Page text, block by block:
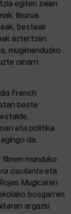
egiten zaien
liburua
besteak
aztertzen
mugimenduzko
oinarri.
French
beste
eta politika
da.
munduko
oscilanteeta
Mugicaren
bosgarren
argazki